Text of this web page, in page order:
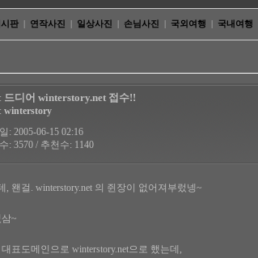
판 연작사진 일상사진 손님사진 국외여행 국내여행
드디어 winterstory.net 접수!!
winterstory
: 2005-06-15 02:16
: 3570 / 추천수: 1140
, 왠걸. winterstory.net 의 쥔장이 없어져부렀넹~
~
표도메인으로 winterstory.net으로 했는데,